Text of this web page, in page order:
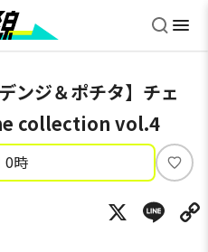
ンジ＆ポチタ】チェ
collection vol.4
0時
い
ね
X